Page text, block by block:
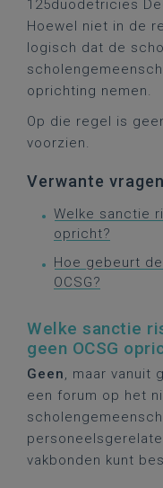
125duodetricies
Hoewel niet in de
logisch dat de
oprichting nemen.
Op die regel is
voorzien.
Verwante vragen
Welke sanctie
opricht?
Hoe gebeurt
OCSG?
Welke sanctie
geen OCSG
Geen, maar vanuit
een forum op het
vakbonden kunt